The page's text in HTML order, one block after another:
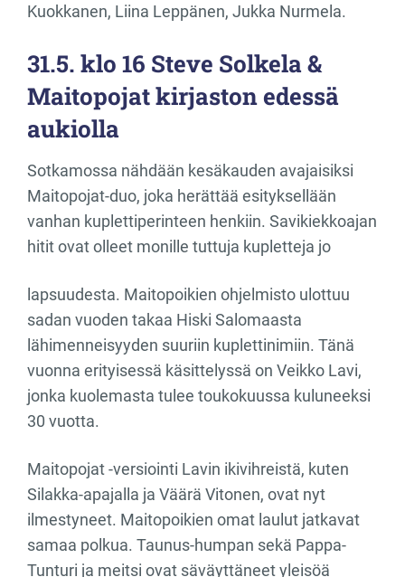
Kuokkanen, Liina Leppänen, Jukka Nurmela.
31.5. klo 16 Steve Solkela &
Maitopojat kirjaston edessä
aukiolla
Sotkamossa nähdään kesäkauden avajaisiksi
Maitopojat-duo, joka herättää esityksellään
vanhan kuplettiperinteen henkiin. Savikiekkoajan
hitit ovat olleet monille tuttuja kupletteja jo
lapsuudesta. Maitopoikien ohjelmisto ulottuu
sadan vuoden takaa Hiski Salomaasta
lähimenneisyyden suuriin kuplettinimiin. Tänä
vuonna erityisessä käsittelyssä on Veikko Lavi,
jonka kuolemasta tulee toukokuussa kuluneeksi
30 vuotta.
Maitopojat -versiointi Lavin ikivihreistä, kuten
Silakka-apajalla ja Väärä Vitonen, ovat nyt
ilmestyneet. Maitopoikien omat laulut jatkavat
samaa polkua. Taunus-humpan sekä Pappa-
Tunturi ja meitsi ovat säväyttäneet yleisöä